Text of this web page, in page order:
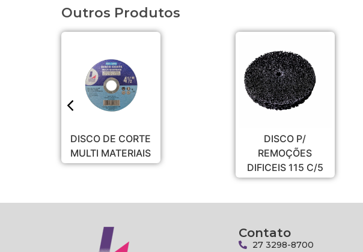
Outros Produtos
DISCO P/
REMOÇÕES
DIFICEIS 115 C/5
DIAMANTADO
MULTIUSO 100MM
PLUS
Contato
27 3298-8700